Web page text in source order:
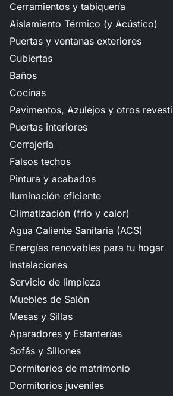
Cerramientos y tabiquería
Aislamiento Térmico (y Acústico)
Puertas y ventanas exteriores
Cubiertas
Baños
Cocinas
Pavimentos, Azulejos y otros
Puertas interiores
Cerrajería
Falsos techos
Pintura y acabados
Iluminación eficiente
Climatización (frío y calor)
Agua Caliente Sanitaria (ACS)
Energías renovables para tu hogar
Instalaciones
Servicio de limpieza
Muebles de Salón
Mesas y Sillas
Aparadores y Estanterías
Sofás y Sillones
Dormitorios de matrimonio
Dormitorios juveniles